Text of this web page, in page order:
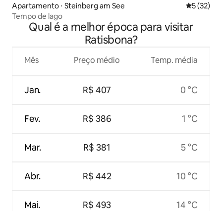
Apartamento ⋅ Steinberg am See 5 de uma
5 (32)
Tempo de lago
Qual é a melhor época para visitar
Ratisbona?
Mês
Jan.
Fev.
Mar.
Abr.
Mai.
Preço médio
R$ 407
R$ 386
R$ 381
R$ 442
R$ 493
Temp. média
0 °C
1 °C
5 °C
10 °C
14 °C